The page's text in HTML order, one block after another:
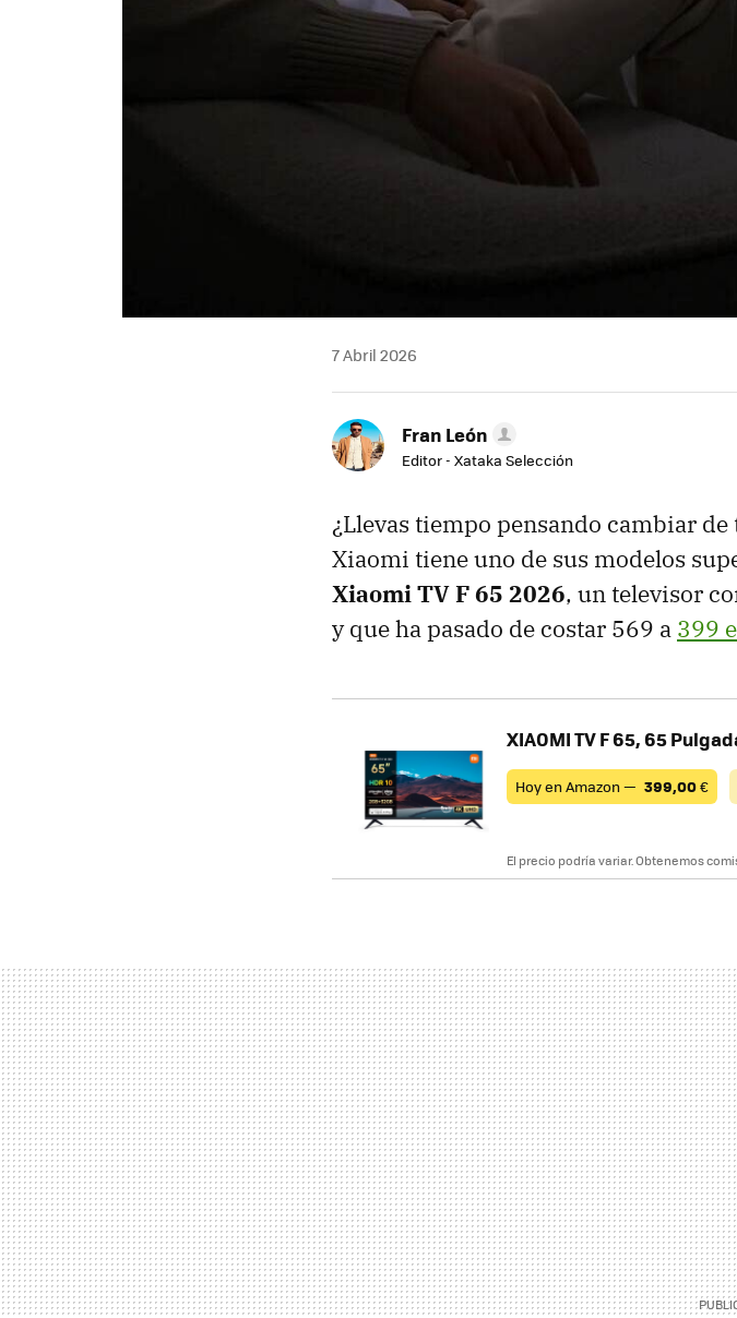
7 Abril 2026
Fran León
Editor - Xataka Selección
¿Llevas tiempo pensando cambiar
Xiaomi tiene uno de sus modelos
Xiaomi TV F 65 2026, un televisor
y que ha pasado de costar 569 a 399
XIAOMI TV F 65, 65
Hoy en Amazon — 399,00€
El precio podría variar. Obtenemos